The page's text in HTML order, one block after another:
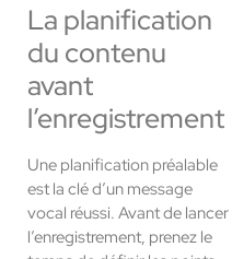
La planification
du contenu
avant
l’enregistrement
Une planification préalable
est la clé d’un message
vocal réussi. Avant de lancer
l’enregistrement, prenez le